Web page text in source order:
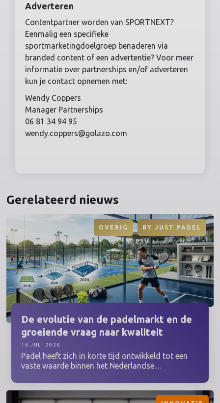
Adverteren
Contentpartner worden van SPORTNEXT?
Eenmalig een specifieke
sportmarketingdoelgroep benaderen via
branded content of een advertentie? Voor meer
informatie over partnerships en/of adverteren
kun je contact opnemen met:
Wendy Coppers
Manager Partnerships
06 81 34 94 95
wendy.coppers@golazo.com
Gerelateerd nieuws
De evolutie van de padelmarkt en de
groeiende vraag naar kwaliteit
Padel heeft zich in korte tijd ontwikkeld tot een
vaste waarde binnen het Nederlandse
vooral de grote steden een handjevol banen
hadden, is padel inmiddels overal te vinden.
OVERIG BYJUST PADEL
16 JULI 2026